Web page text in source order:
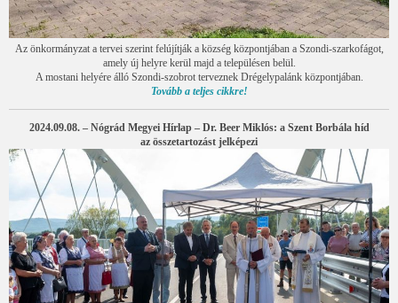
Az önkormányzat a tervei szerint felújítják a község központjában a Szondi-szarkofágot,
amely új helyre kerül majd a településen belül.
A mostani helyére álló Szondi-szobrot terveznek Drégelypalánk központjában.
Tovább a teljes cikkre!
2024.09.08. – Nógrád Megyei Hírlap – Dr. Beer Miklós: a Szent Borbála híd
az összetartozást jelképezi